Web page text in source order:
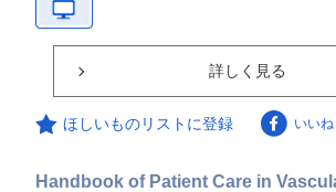
詳しく見る
ほしいものリストに登録 いいね
Handbook of Patient Care in